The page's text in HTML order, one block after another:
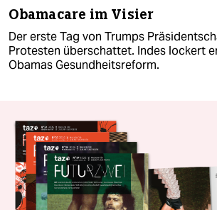
Obamacare im Visier
Der erste Tag von Trumps
Protesten überschattet. Indes lockert
Obamas Gesundheitsreform.